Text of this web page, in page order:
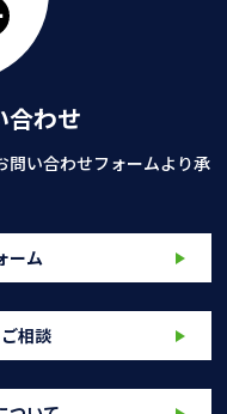
合わせ
問い合わせフォームより承
ーム
相談